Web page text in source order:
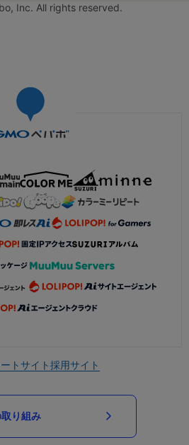
Inc. All rights reserved.
トサイト採用サイト
り組み